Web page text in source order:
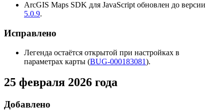
ArcGIS Maps SDK для JavaScript обновлен до версии
5.0.9.
Исправлено
Легенда остаётся открытой при настройках в
параметрах карты (BUG-000183081).
25 февраля 2026 года
Добавлено